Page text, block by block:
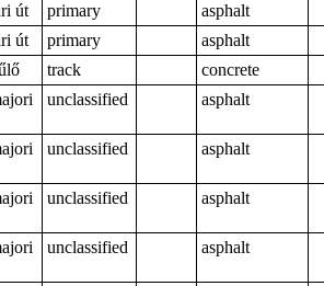
út primary
asphalt
út primary
asphalt
track
concrete
unclassified asphalt
unclassified asphalt
unclassified asphalt
unclassified asphalt